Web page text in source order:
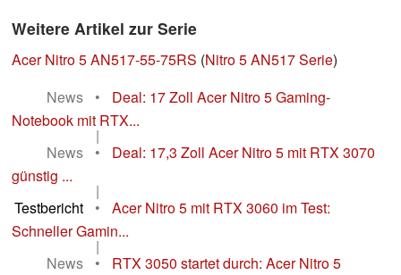
Weitere Artikel zur Serie
Acer Nitro 5 AN517-55-75RS (Nitro 5 AN517 Serie)
News
•
Deal: 17 Zoll Acer Nitro 5 Gaming-
Notebook mit RTX...
|
News
•
Deal: 17,3 Zoll Acer Nitro 5 mit RTX 3070
günstig ...
|
Testbericht
•
Acer Nitro 5 mit RTX 3060 im Test:
Schneller Gamin...
|
News
•
RTX 3050 startet durch: Acer Nitro 5